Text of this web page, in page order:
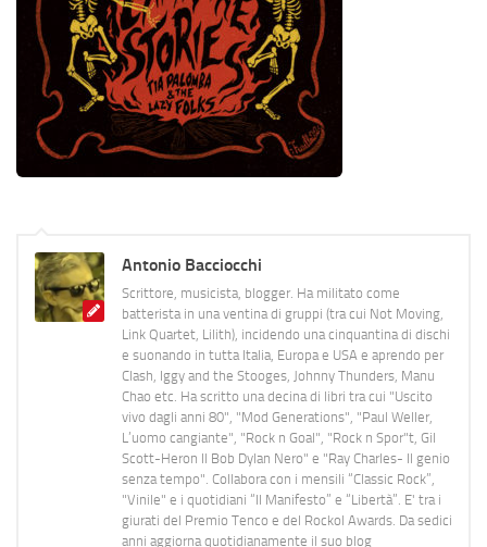
Antonio Bacciocchi
Scrittore, musicista, blogger. Ha militato come
batterista in una ventina di gruppi (tra cui Not Moving,
Link Quartet, Lilith), incidendo una cinquantina di dischi
e suonando in tutta Italia, Europa e USA e aprendo per
Clash, Iggy and the Stooges, Johnny Thunders, Manu
Chao etc. Ha scritto una decina di libri tra cui "Uscito
vivo dagli anni 80", "Mod Generations", "Paul Weller,
L’uomo cangiante", "Rock n Goal", "Rock n Spor"t, Gil
Scott-Heron Il Bob Dylan Nero" e "Ray Charles- Il genio
senza tempo". Collabora con i mensili “Classic Rock”,
"Vinile" e i quotidiani “Il Manifesto” e “Libertà”. E' tra i
giurati del Premio Tenco e del Rockol Awards. Da sedici
anni aggiorna quotidianamente il suo blog